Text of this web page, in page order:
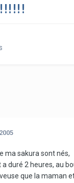
ma sakura sont nés,
a duré 2 heures, au
que la maman